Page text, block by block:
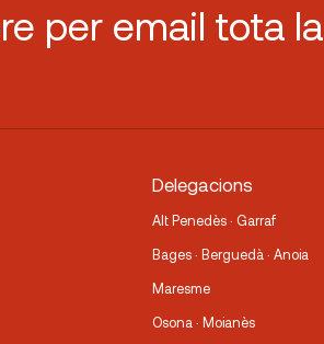
per email tota la
Delegacions
Alt Penedès · Garraf
Bages · Berguedà · Anoia
Maresme
Osona · Moianès